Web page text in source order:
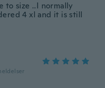
to size ..I normally
4 xl and it is still